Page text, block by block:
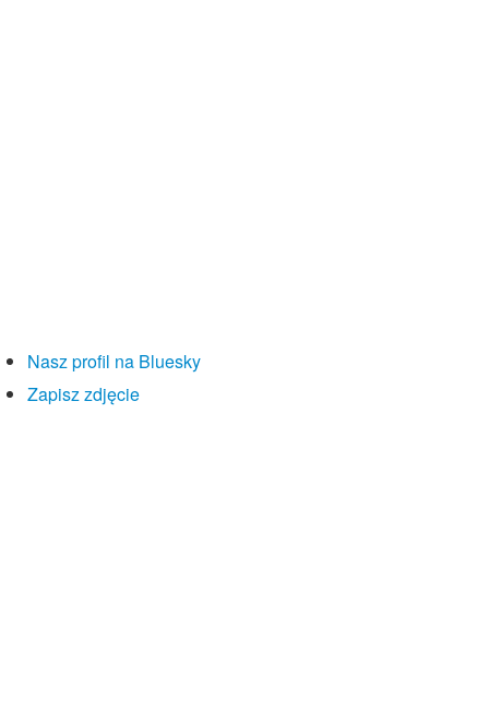
Nasz profil na Bluesky
Zapisz zdjęcie